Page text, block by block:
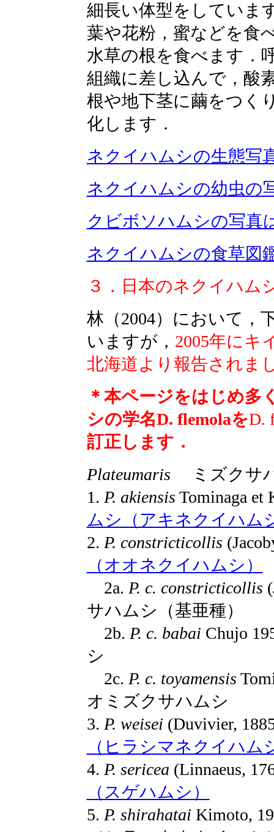
細長い体型をしていま
葉や花粉，蜜などを食
水草の根を食べます．
組織に差し込んで，酸
根や地下茎に繭をつく
化します．
ネクイハムシの生態写
ネクイハムシの幼虫の
クビボソハムシの写真
ネクイハムシの食草図
３．日本のネクイハム
林（2004）において，
いますが， 2005年にキ
北海道より報告されま
＊本ページをはじめ多
シの学名D. flemolaをD.
訂正します．
Plateumaris
ミズクサ
1. P. akiensis Tominaga
ムシ（アキネクイハム
2. P. constricticollis
（オオネクイハムシ）
2a. P. c. constricticollis
サハムシ（基亜種）
2b. P. c. babai Chujo
シ
2c. P. c. toyamensis
オミズクサハムシ
3. P. weisei (Duvivier,
（ヒラシマネクイハム
4. P. sericea (Linnaeus,
（スゲハムシ）
5. P. shirahatai Kimoto,